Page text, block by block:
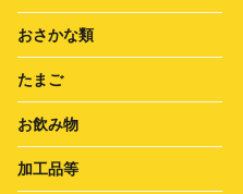
おさかな類
たまご
お飲み物
加工品等